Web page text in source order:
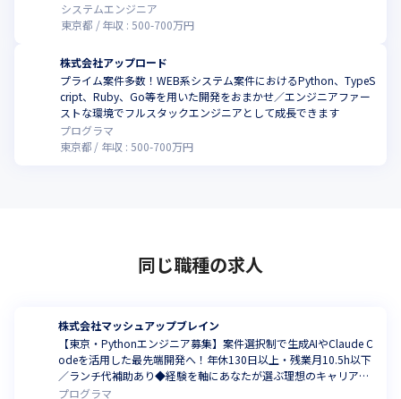
システムエンジニア
東京都
年収 :500-700万円
株式会社アップロード
プライム案件多数！WEB系システム案件におけるPython、TypeS
cript、Ruby、Go等を用いた開発をおまかせ／エンジニアファー
ストな環境でフルスタックエンジニアとして成長できます
プログラマ
東京都
年収 : 500-700万円
同じ職種の求人
株式会社マッシュアップブレイン
【東京・Pythonエンジニア募集】案件選択制で生成AIやClaude C
odeを活用した最先端開発へ！年休130日以上・残業月10.5h以下
／ランチ代補助あり◆経験を軸にあなたが選ぶ理想のキャリアを
応援！
プログラマ